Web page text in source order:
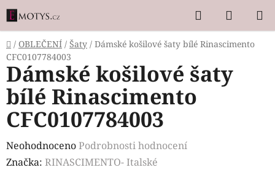
Přejít
na
obsah
Hledat
KOŠÍK
Domů
/ OBLEČENÍ / Šaty / Dámské košilové šaty bílé Rinascimento
CFC0107784003
Dámské košilové šaty
bílé Rinascimento
CFC0107784003
Průměrné
hodnocení
NeohodnocenoPodrobnosti hodnocení
Značka: RINASCIMENTO- Italské